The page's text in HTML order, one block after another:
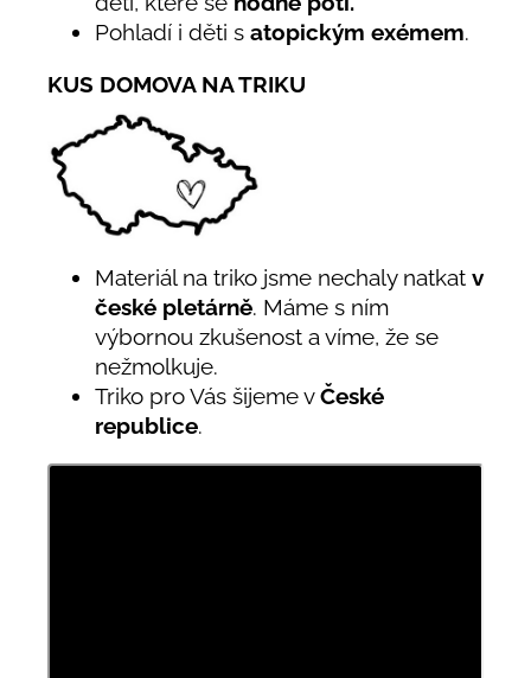
Pohladí i děti s atopickým exémem.
KUS DOMOVA NA TRIKU
Materiál na triko jsme nechaly natkat v
české pletárně. Máme s ním
výbornou zkušenost a víme, že se
nežmolkuje.
Triko pro Vás šijeme vČeské
republice.